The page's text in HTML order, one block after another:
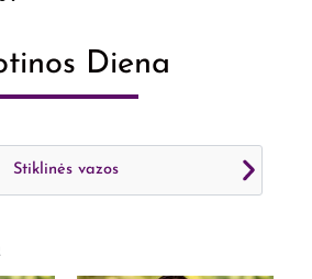
Diena
Stiklinės vazos
pagal